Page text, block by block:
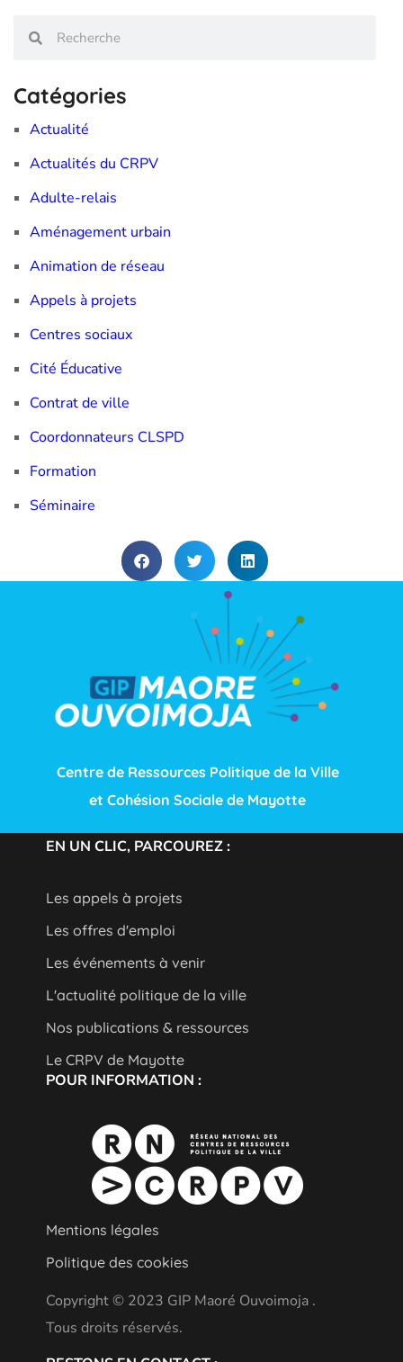
Catégories
Actualité
Actualités du CRPV
Adulte-relais
Aménagement urbain
Animation de réseau
Appels à projets
Centres sociaux
Cité Éducative
Contrat de ville
Coordonnateurs CLSPD
Formation
Séminaire
Centre de Ressources Politique de la Ville
et Cohésion Sociale de Mayotte
EN UN CLIC, PARCOUREZ :
Les appels à projets
Les offres d'emploi
Les événements à venir
L'actualité politique de la ville
Nos publications & ressources
Le CRPV de Mayotte
POUR INFORMATION :
Mentions légales
Politique des cookies
Copyright © 2023 GIP Maoré Ouvoimoja .
Tous droits réservés.